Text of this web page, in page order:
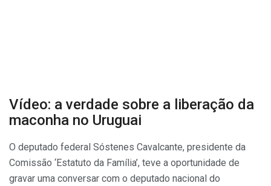
Vídeo: a verdade sobre a liberação da
maconha no Uruguai
O deputado federal Sóstenes Cavalcante, presidente da
Comissão ‘Estatuto da Família’, teve a oportunidade de
gravar uma conversar com o deputado nacional do